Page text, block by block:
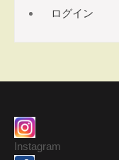
ログイン
Instagram